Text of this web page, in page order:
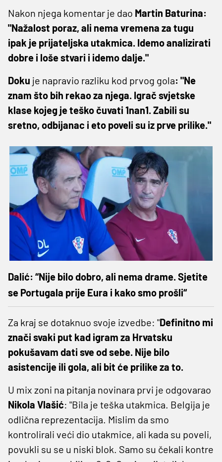
Nakon njega komentar je dao Martin Baturina:
"Nažalost poraz, ali nema vremena za tugu
ipak je prijateljska utakmica. Idemo analizirati
dobre i loše stvari i idemo dalje."
Doku je napravio razliku kod prvog gola: "Ne
znam što bih rekao za njega. Igrač svjetske
klase kojeg je teško čuvati 1nan1. Zabili su
sretno, odbijanac i eto poveli su iz prve prilike."
Dalić: “Nije bilo dobro, ali nema drame. Sjetite
se Portugala prije Eura i kako smo prošli“
Za kraj se dotaknuo svoje izvedbe: "Definitno mi
znači svaki put kad igram za Hrvatsku
pokušavam dati sve od sebe. Nije bilo
asistencije ili gola, ali bit će prilike za to.
U mix zoni na pitanja novinara prvi je odgovarao
Nikola Vlašić: "Bila je teška utakmica. Belgija je
odlična reprezentacija. Mislim da smo
kontrolirali veći dio utakmice, ali kada su poveli,
povukli su se u niski blok. Samo su čekali kontre